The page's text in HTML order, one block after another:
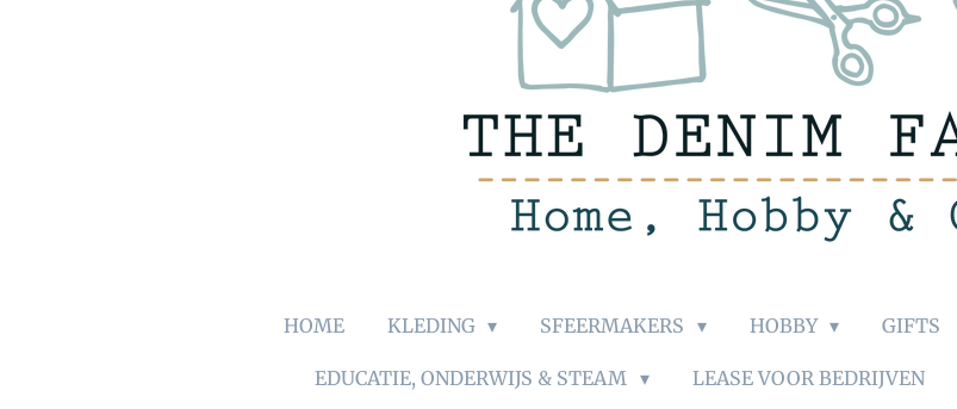
HOME KLEDING SFEERMAKERS HOBBY GIFTS
EDUCATIE, ONDERWIJS & STEAM LEASE VOOR BEDRIJVEN